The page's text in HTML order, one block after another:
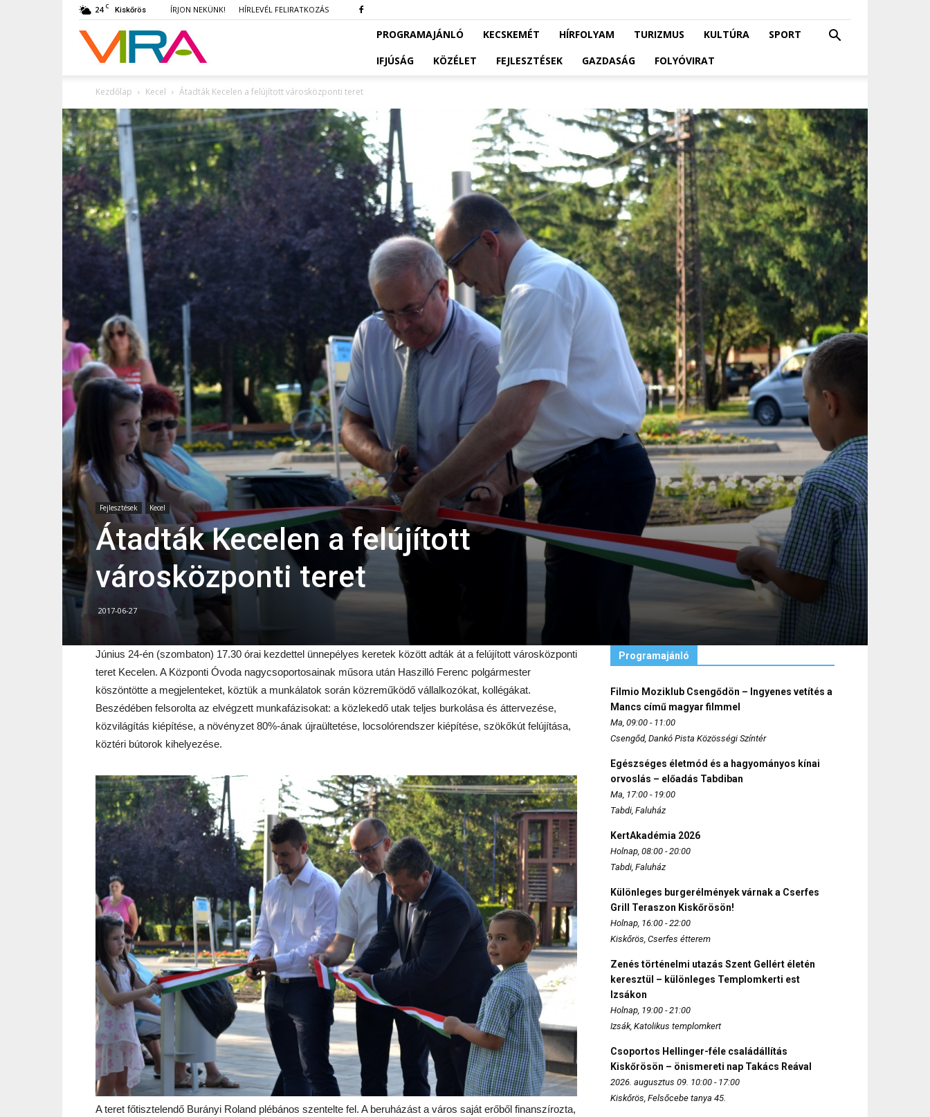
24 C Kiskőrös ÍRJON NEKÜNK! HÍRLEVÉL FELIRATKOZÁS
VIRA PROGRAMAJÁNLÓ KECSKEMÉT HÍRFOLYAM TURIZMUS KULTÚRA
SPORT
IFJÚSÁG
KÖZÉLET FEJLESZTÉSEK GAZDASÁG FOLYÓVIRAT
Kezdőlap Kecel Átadták Kecelen a felújított városközponti teret
Fejlesztések Kecel
Átadták Kecelen a felújított
városközponti teret
2017-06-27
Június 24-én (szombaton) 17.30 órai kezdettel ünnepélyes keretek között adták át a felújított városközponti
teret Kecelen. A Központi Óvoda nagycsoportosainak műsora után Haszilló Ferenc polgármester
köszöntötte a megjelenteket, köztük a munkálatok során közreműködő vállalkozókat, kollégákat.
Beszédében felsorolta az elvégzett munkafázisokat: a közlekedő utak teljes burkolása és áttervezése,
közvilágítás kiépítése, a növényzet 80%-ának újraültetése, locsolórendszer kiépítése, szökőkút felújítása,
köztéri bútorok kihelyezése.
A teret főtisztelendő Burányi Roland plébános szentelte fel. A beruházást a város saját erőből finanszírozta,
Programajánló
Filmio Moziklub Csengődön – Ingyenes vetítés a
Mancs című magyar filmmel
Ma, 09:00 - 11:00
Csengőd, Dankó Pista Közösségi Színtér
Egészséges életmód és a hagyományos kínai
orvoslás – előadás Tabdiban
Ma, 17:00 - 19:00
Tabdi, Faluház
KertAkadémia 2026
Holnap, 08:00 - 20:00
Tabdi, Faluház
Különleges burgerélmények várnak a Cserfes
Grill Teraszon Kiskőrösön!
Holnap, 16:00 - 22:00
Kiskőrös, Cserfes étterem
Zenés történelmi utazás Szent Gellért életén
keresztül – különleges Templomkerti est
Izsákon
Holnap, 19:00 - 21:00
Izsák, Katolikus templomkert
Csoportos Hellinger-féle családállítás
Kiskőrösön – önismereti nap Takács Reával
2026. augusztus 09. 10:00 - 17:00
Kiskőrös, Felsőcebe tanya 45.